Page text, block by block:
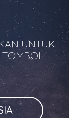
UNTUK
TOMBOL